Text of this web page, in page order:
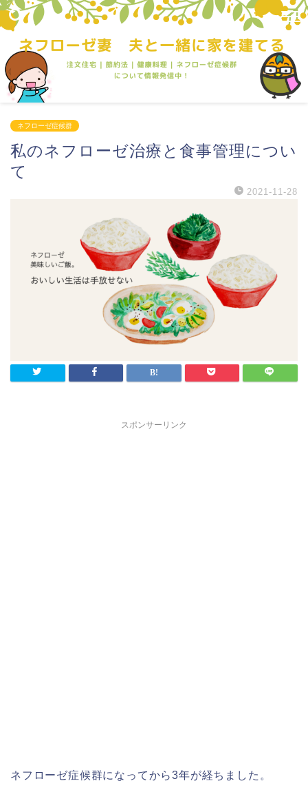
ネフローゼ症候群
私のネフローゼ治療と食事管理につい
て
2021-11-28
スポンサーリンク
ネフローゼ症候群になってから3年が経ちました。